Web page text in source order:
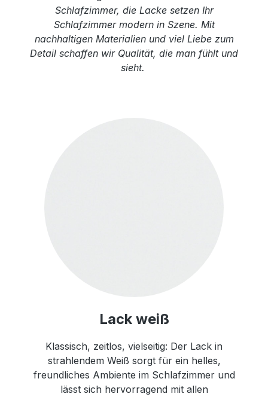
Schlafzimmer, die Lacke setzen Ihr
Schlafzimmer modern in Szene. Mit
nachhaltigen Materialien und viel Liebe zum
Detail schaffen wir Qualität, die man fühlt und
sieht.
Lack weiß
Klassisch, zeitlos, vielseitig: Der Lack in
strahlendem Weiß sorgt für ein helles,
freundliches Ambiente im Schlafzimmer und
lässt sich hervorragend mit allen